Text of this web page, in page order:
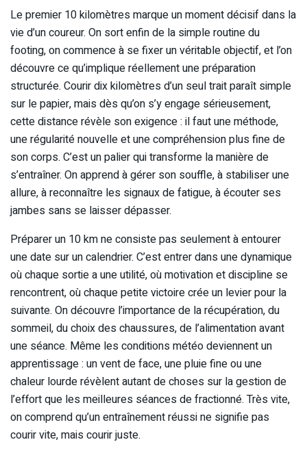
Le premier 10 kilomètres marque un moment décisif dans la
vie d’un coureur. On sort enfin de la simple routine du
footing, on commence à se fixer un véritable objectif, et l’on
découvre ce qu’implique réellement une préparation
structurée. Courir dix kilomètres d’un seul trait paraît simple
sur le papier, mais dès qu’on s’y engage sérieusement,
cette distance révèle son exigence : il faut une méthode,
une régularité nouvelle et une compréhension plus fine de
son corps. C’est un palier qui transforme la manière de
s’entraîner. On apprend à gérer son souffle, à stabiliser une
allure, à reconnaître les signaux de fatigue, à écouter ses
jambes sans se laisser dépasser.
Préparer un 10 km ne consiste pas seulement à entourer
une date sur un calendrier. C’est entrer dans une dynamique
où chaque sortie a une utilité, où motivation et discipline se
rencontrent, où chaque petite victoire crée un levier pour la
suivante. On découvre l’importance de la récupération, du
sommeil, du choix des chaussures, de l’alimentation avant
une séance. Même les conditions météo deviennent un
apprentissage : un vent de face, une pluie fine ou une
chaleur lourde révèlent autant de choses sur la gestion de
l’effort que les meilleures séances de fractionné. Très vite,
on comprend qu’un entraînement réussi ne signifie pas
courir vite, mais courir juste.